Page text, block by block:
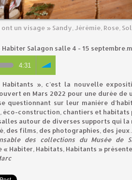
un visage » Sandy, Jérémie, Rose,
Habiter Salagon salle 4 - 15
4:31
Habitants », c’est la nouvelle
en Mars 2022 pour une durée de
questionnant sur leur manière
éco-construction, chantiers et
autour de diverses supports qui
des films, des photographies, des
des collections du Musée de
« Habiter, Habitats, Habitants » présente